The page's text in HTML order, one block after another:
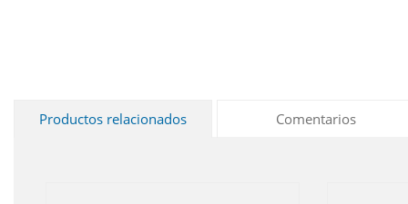
Productos relacionados Comentarios